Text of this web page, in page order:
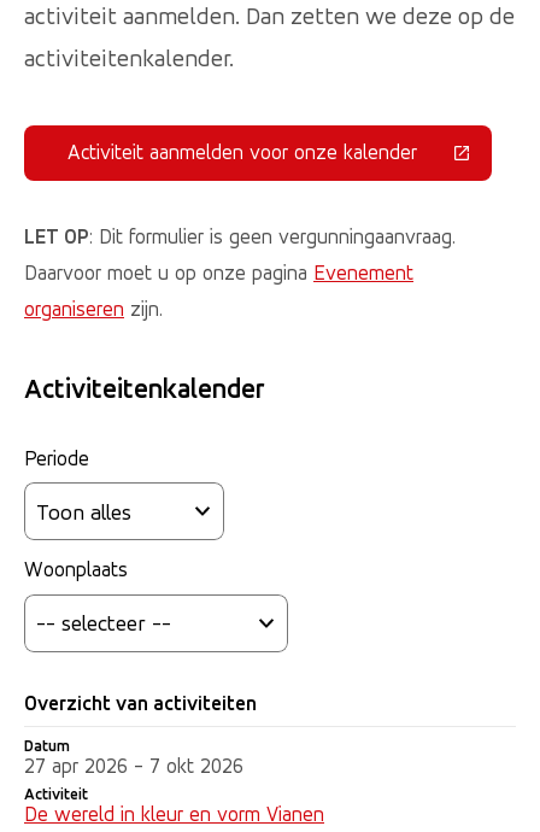
activiteit aanmelden. Dan zetten we deze op de
activiteitenkalender.
Activiteit aanmelden voor onze kalender
(Deze link gaat naar een externe
LET OP: Dit formulier is geen vergunningaanvraag.
Daarvoor moet u op onze pagina Evenement
organiseren zijn.
Activiteitenkalender
Periode
Woonplaats
Overzicht van activiteiten
Datum Activiteit Tijd
Datum
27 apr 2026 - 7 okt 2026
Activiteit
De wereld in kleur en vorm Vianen